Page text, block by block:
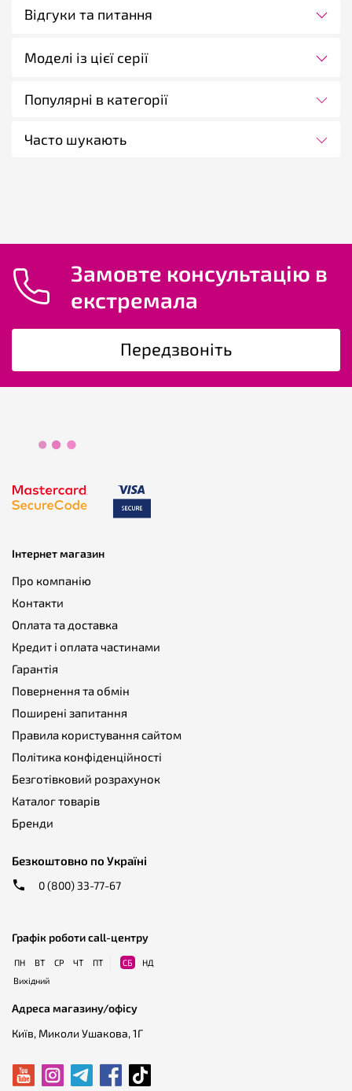
Відгуки та питання
Моделі із цієї серії
Популярні в категорії
Часто шукають
Замовте консультацію в
екстремала
Передзвоніть
Безкоштовно по Україні
0 (800) 33-77-67
Інтернет магазин
Про компанію
Контакти
Оплата та доставка
Кредит і оплата частинами
Гарантія
Повернення та обмін
Поширені запитання
Правила користування сайтом
Політика конфіденційності
Безготівковий розрахунок
Каталог товарів
Бренди
Графік роботи call-центру
ПН ВТ СР ЧТ ПТ СБ
НД
Вихідний
Адреса магазину/офісу
Київ, Миколи Ушакова, 1Г